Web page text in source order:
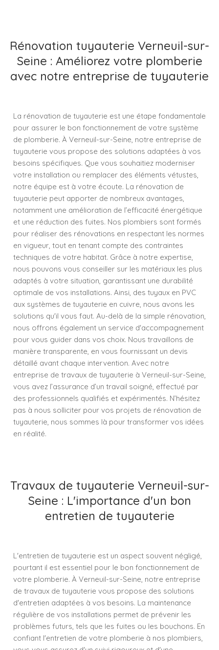
Rénovation tuyauterie Verneuil-sur-
Seine : Améliorez votre plomberie
avec notre entreprise de tuyauterie
La rénovation de tuyauterie est une étape fondamentale
pour assurer le bon fonctionnement de votre système
de plomberie. À Verneuil-sur-Seine, notre entreprise de
tuyauterie vous propose des solutions adaptées à vos
besoins spécifiques. Que vous souhaitiez moderniser
votre installation ou remplacer des éléments vétustes,
notre équipe est à votre écoute. La rénovation de
tuyauterie peut apporter de nombreux avantages,
notamment une amélioration de l’efficacité énergétique
et une réduction des fuites. Nos plombiers sont formés
pour réaliser des rénovations en respectant les normes
en vigueur, tout en tenant compte des contraintes
techniques de votre habitat. Grâce à notre expertise,
nous pouvons vous conseiller sur les matériaux les plus
adaptés à votre situation, garantissant une durabilité
optimale de vos installations. Ainsi, des tuyaux en PVC
aux systèmes de tuyauterie en cuivre, nous avons les
solutions qu'il vous faut. Au-delà de la simple rénovation,
nous offrons également un service d'accompagnement
pour vous guider dans vos choix. Nous travaillons de
manière transparente, en vous fournissant un devis
détaillé avant chaque intervention. Avec notre
entreprise de travaux de tuyauterie à Verneuil-sur-Seine,
vous avez l’assurance d’un travail soigné, effectué par
des professionnels qualifiés et expérimentés. N’hésitez
pas à nous solliciter pour vos projets de rénovation de
tuyauterie, nous sommes là pour transformer vos idées
en réalité.
Travaux de tuyauterie Verneuil-sur-
Seine : L'importance d'un bon
entretien de tuyauterie
L'entretien de tuyauterie est un aspect souvent négligé,
pourtant il est essentiel pour le bon fonctionnement de
votre plomberie. À Verneuil-sur-Seine, notre entreprise
de travaux de tuyauterie vous propose des solutions
d'entretien adaptées à vos besoins. La maintenance
régulière de vos installations permet de prévenir les
problèmes futurs, tels que les fuites ou les bouchons. En
confiant l'entretien de votre plomberie à nos plombiers,